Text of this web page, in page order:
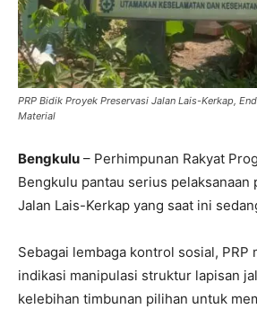
PRP Bidik Proyek Preservasi Jalan Lais-Kerkap,
Material
Bengkulu – Perhimpunan Rakyat
Bengkulu pantau serius pelaksanaan
Jalan Lais-Kerkap yang saat ini
Sebagai lembaga kontrol sosial, PRP
indikasi manipulasi struktur lapisan
kelebihan timbunan pilihan untuk